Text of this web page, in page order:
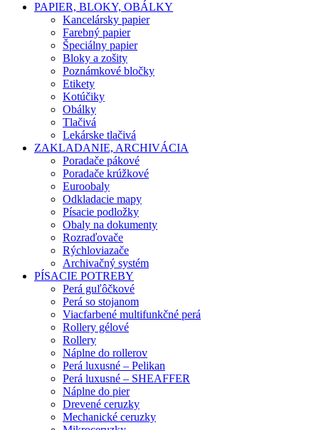
PAPIER, BLOKY, OBÁLKY
Kancelársky papier
Farebný papier
Špeciálny papier
Bloky a zošity
Poznámkové bločky
Etikety
Kotúčiky
Obálky
Tlačivá
Lekárske tlačivá
ZAKLADANIE, ARCHIVÁCIA
Poradače pákové
Poradače krúžkové
Euroobaly
Odkladacie mapy
Písacie podložky
Obaly na dokumenty
Rozraďovače
Rýchloviazače
Archivačný systém
PÍSACIE POTREBY
Perá guľôčkové
Perá so stojanom
Viacfarbené multifunkčné perá
Rollery gélové
Rollery
Náplne do rollerov
Perá luxusné – Pelikan
Perá luxusné – SHEAFFER
Náplne do pier
Drevené ceruzky
Mechanické ceruzky